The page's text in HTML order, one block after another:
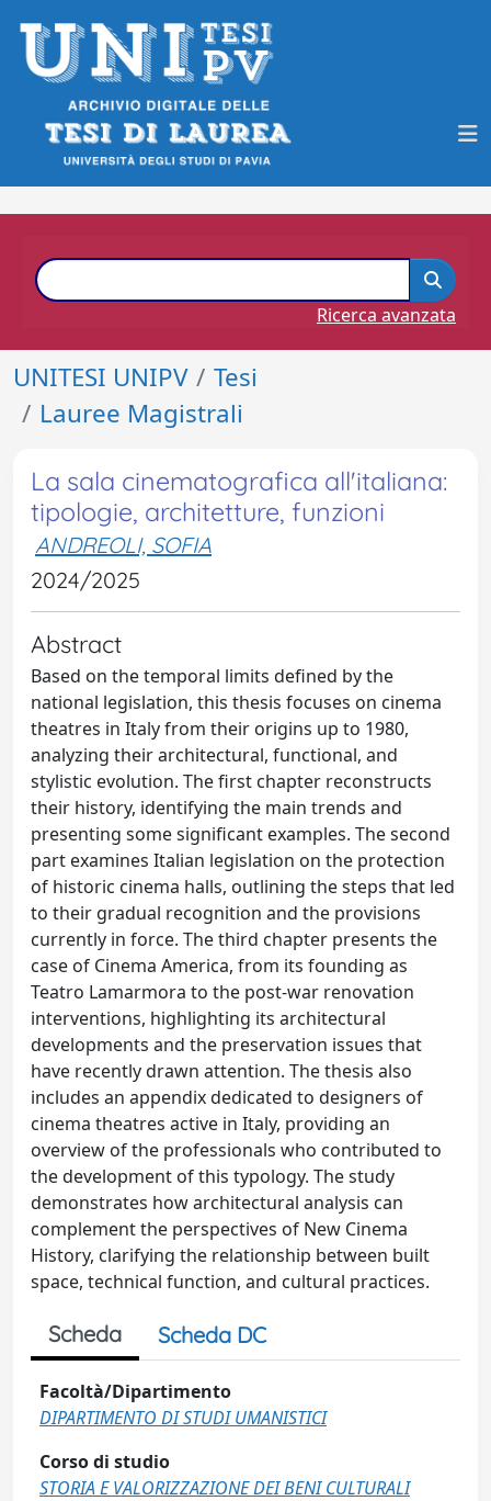
Ricerca avanzata
UNITESI UNIPV
Tesi
Lauree Magistrali
La sala cinematografica all'italiana:
tipologie, architetture, funzioni
ANDREOLI, SOFIA
2024/2025
Abstract
Based on the temporal limits defined by the
national legislation, this thesis focuses on cinema
theatres in Italy from their origins up to 1980,
analyzing their architectural, functional, and
stylistic evolution. The first chapter reconstructs
their history, identifying the main trends and
presenting some significant examples. The second
part examines Italian legislation on the protection
of historic cinema halls, outlining the steps that led
to their gradual recognition and the provisions
currently in force. The third chapter presents the
case of Cinema America, from its founding as
Teatro Lamarmora to the post-war renovation
interventions, highlighting its architectural
developments and the preservation issues that
have recently drawn attention. The thesis also
includes an appendix dedicated to designers of
cinema theatres active in Italy, providing an
overview of the professionals who contributed to
the development of this typology. The study
demonstrates how architectural analysis can
complement the perspectives of New Cinema
History, clarifying the relationship between built
space, technical function, and cultural practices.
Scheda Scheda DC
Facoltà/Dipartimento
DIPARTIMENTO DI STUDI UMANISTICI
Corso di studio
STORIA E VALORIZZAZIONE DEI BENI CULTURALI